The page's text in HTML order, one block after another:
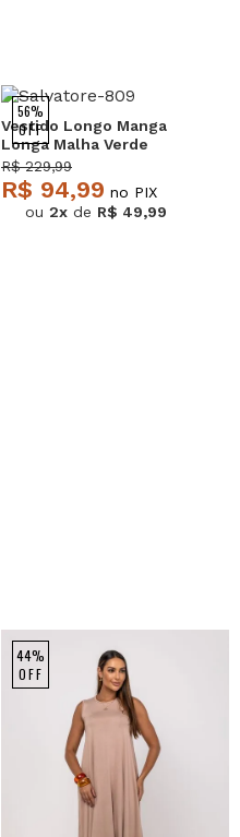
56%
OFF
Vestido Longo Manga
Longa Malha Verde
Salvatore
R$ 229,99
R$ 94,99 no PIX
ou 2x de R$ 49,99
44%
OFF